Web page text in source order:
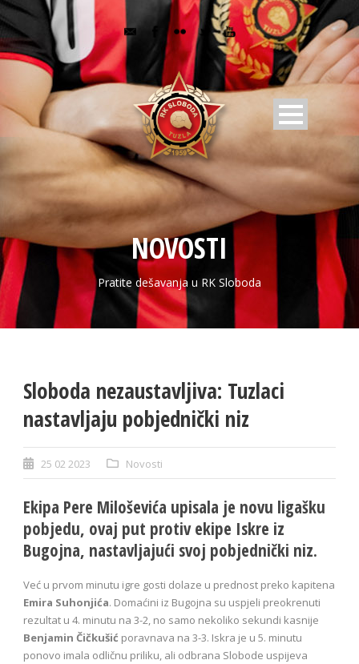
NOVOSTI
Pratite dešavanja u RK Sloboda
Sloboda nezaustavljiva: Tuzlaci
nastavljaju pobjednički niz
25 02 2023 Novosti
Ekipa Pere Miloševića upisala je novu ligašku
pobjedu, ovaj put protiv ekipe Iskre iz
Bugojna, nastavljajući svoj pobjednički niz.
Već u prvom minutu igre gosti dolaze u prednost preko kapitena
Emira Suhonjića. Domaćini iz Bugojna su uspjeli preokrenuti
rezultat u 4. minutu na 3-2, no samo nekoliko sekundi kasnije
Benjamin Čičkušić poravnava na 3-3. Iskra je u 5. minutu
ponovo imala odličnu priliku, ali odbrana Slobode uspijeva